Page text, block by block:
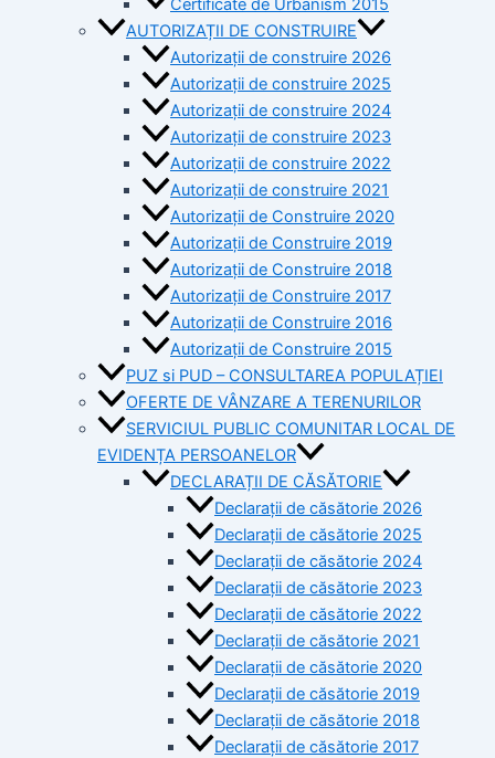
AUTORIZAȚII DE CONSTRUIRE
Autorizații de construire 2026
Autorizații de construire 2025
Autorizații de construire 2024
Autorizații de construire 2023
Autorizații de construire 2022
Autorizații de construire 2021
Autorizații de Construire 2020
Autorizații de Construire 2019
Autorizaţii de Construire 2018
Autorizaţii de Construire 2017
Autorizaţii de Construire 2016
Autorizaţii de Construire 2015
PUZ si PUD – CONSULTAREA POPULAȚIEI
OFERTE DE VÂNZARE A TERENURILOR
SERVICIUL PUBLIC COMUNITAR LOCAL DE
EVIDENȚA PERSOANELOR
DECLARAȚII DE CĂSĂTORIE
Declarații de căsătorie 2026
Declarații de căsătorie 2025
Declarații de căsătorie 2024
Declarații de căsătorie 2023
Declarații de căsătorie 2022
Declarații de căsătorie 2021
Declarații de căsătorie 2020
Declarații de căsătorie 2019
Declarații de căsătorie 2018
Declarații de căsătorie 2017